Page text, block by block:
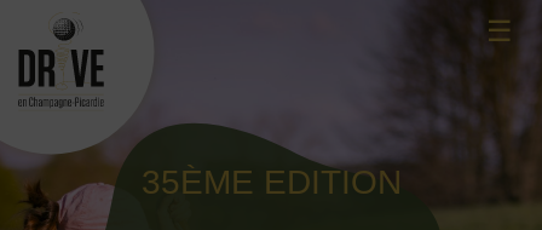
content
☰
35ÈME EDITION